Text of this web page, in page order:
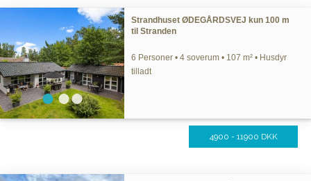
Strandhuset ØDEGÅRDSVEJ kun 100 m
til Stranden
6 Personer • 4 soverum • 107 m² • Husdyr
tilladt
4900 - 11900 DKK